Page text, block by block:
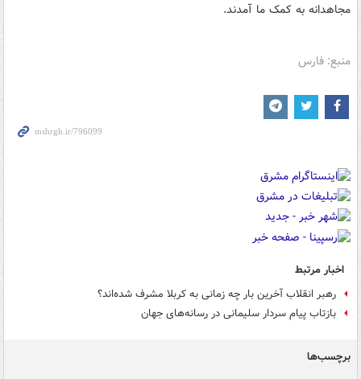
مجاهدانه به کمک ما آمدند.
منبع: فارس
اخبار مرتبط
رهبر انقلاب آخرین بار چه زمانی به کربلا مشرف شده‌اند؟
بازتاب پیام سردار سلیمانی در رسانه‌های جهان
برچسب‌ها